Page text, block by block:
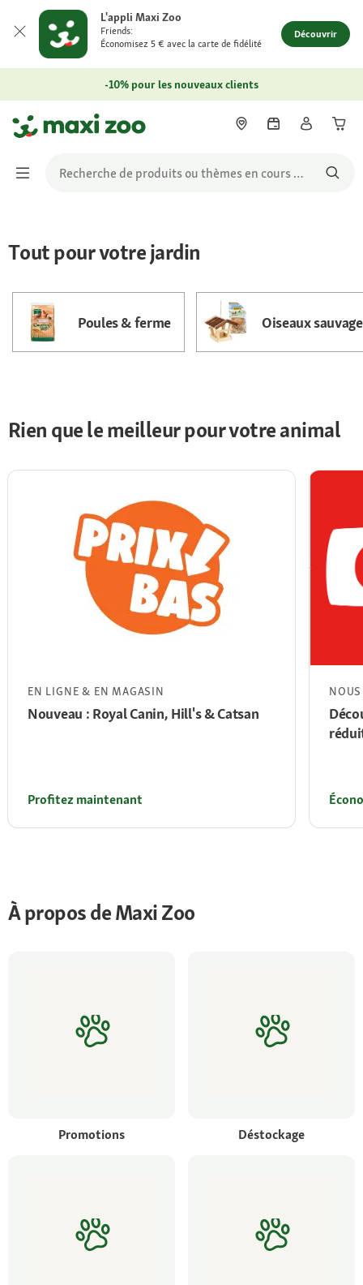
L'appli Maxi Zoo
Friends:
Économisez 5 € avec la carte de fidélité
Découvrir
-10% pour les nouveaux clients
Tout pour votre jardin
Poules & ferme Oiseaux
Rien que le meilleur pour votre animal
EN LIGNE & EN MAGASIN
Nouveau : Royal Canin, Hill's & Catsan
Profitez maintenant
À propos de Maxi Zoo
Promotions Déstockage